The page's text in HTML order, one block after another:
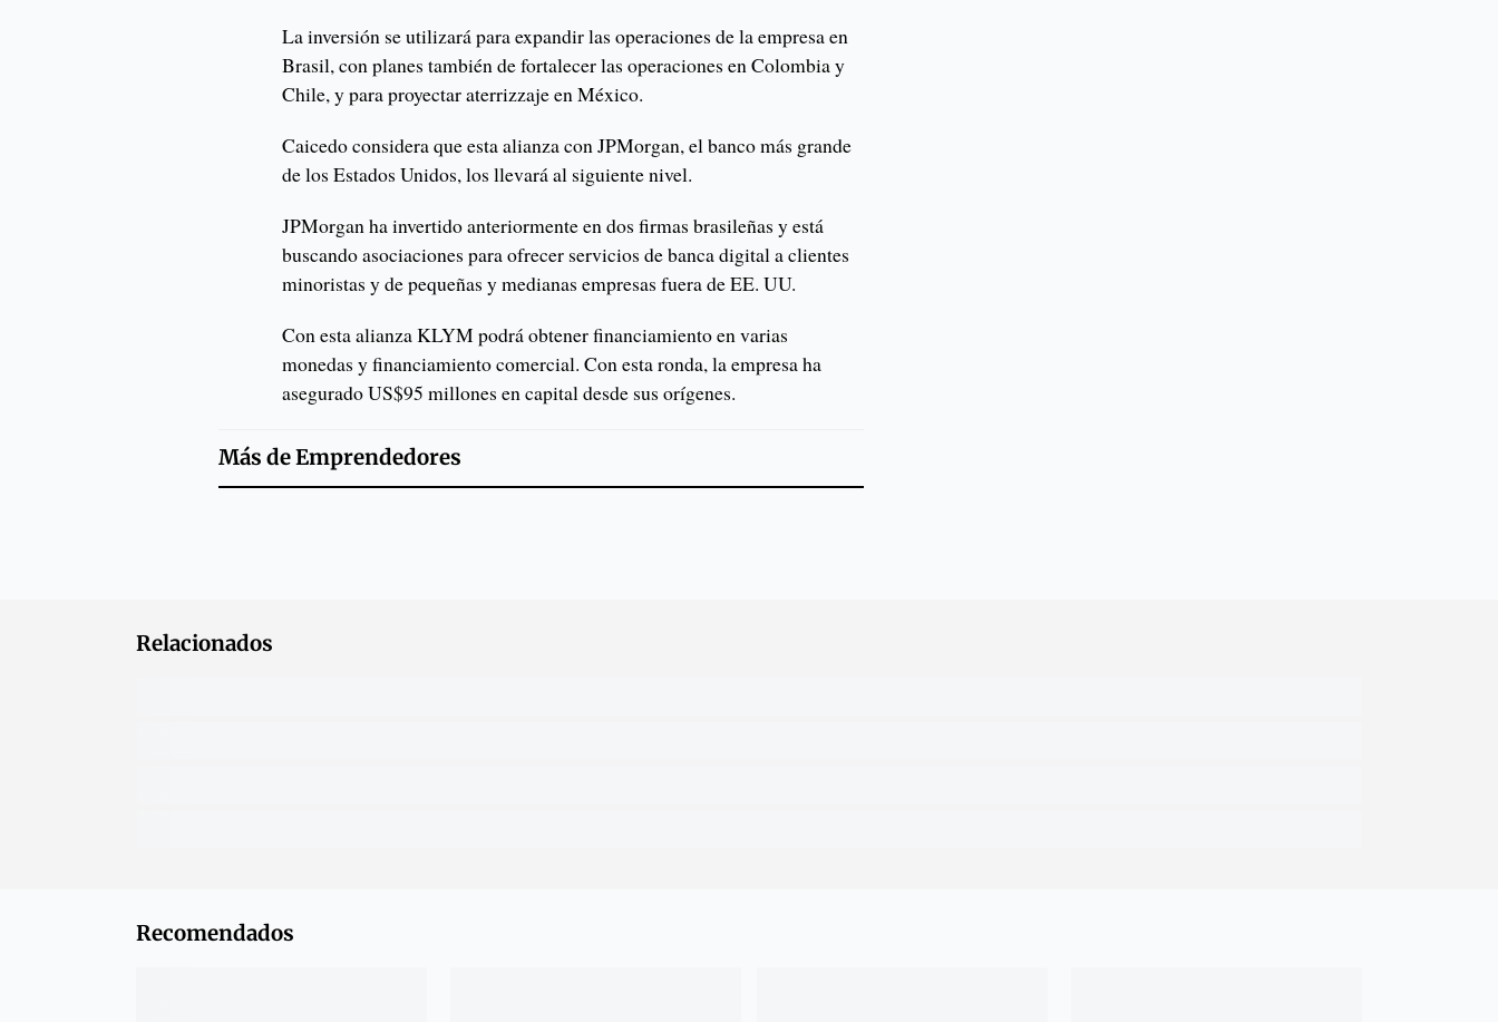
La inversión se utilizará para expandir las operaciones de la empresa en
Brasil, con planes también de fortalecer las operaciones en Colombia y
Chile, y para proyectar aterrizzaje en México.
Caicedo considera que esta alianza con JPMorgan, el banco más grande
de los Estados Unidos, los llevará al siguiente nivel.
JPMorgan ha invertido anteriormente en dos firmas brasileñas y está
buscando asociaciones para ofrecer servicios de banca digital a clientes
minoristas y de pequeñas y medianas empresas fuera de EE. UU.
Con esta alianza KLYM podrá obtener financiamiento en varias
monedas y financiamiento comercial. Con esta ronda, la empresa ha
asegurado US$95 millones en capital desde sus orígenes.
Más deEmprendedores
Relacionados
Recomendados